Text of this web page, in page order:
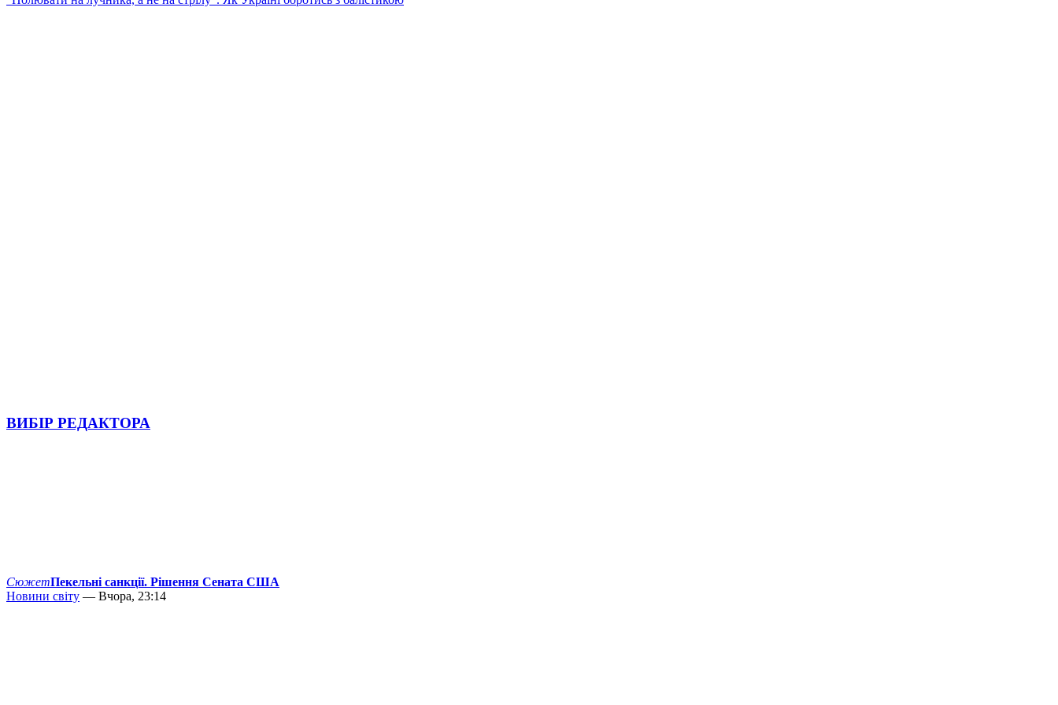
ВИБІР РЕДАКТОРА
СюжетПекельні санкції. Рішення Сената США
Новини світу — Вчора, 23:14